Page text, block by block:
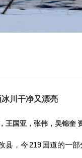
川干净又漂亮
国亚，张伟，吴锦奎
，今 219 国道的一